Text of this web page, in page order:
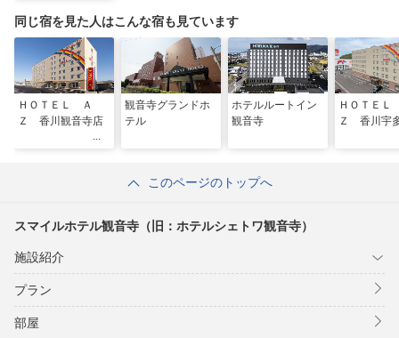
同じ宿を見た人はこんな宿も見ています
ＨＯＴＥＬ Ａ
Ｚ 香川観音寺店
観音寺グランドホ
テル
ホテルルートイン
観音寺
ＨＯＴＥ
Ｚ 香川宇
このページのトップへ
スマイルホテル観音寺（旧：ホテルシェトワ観音寺）
施設紹介
プラン
部屋